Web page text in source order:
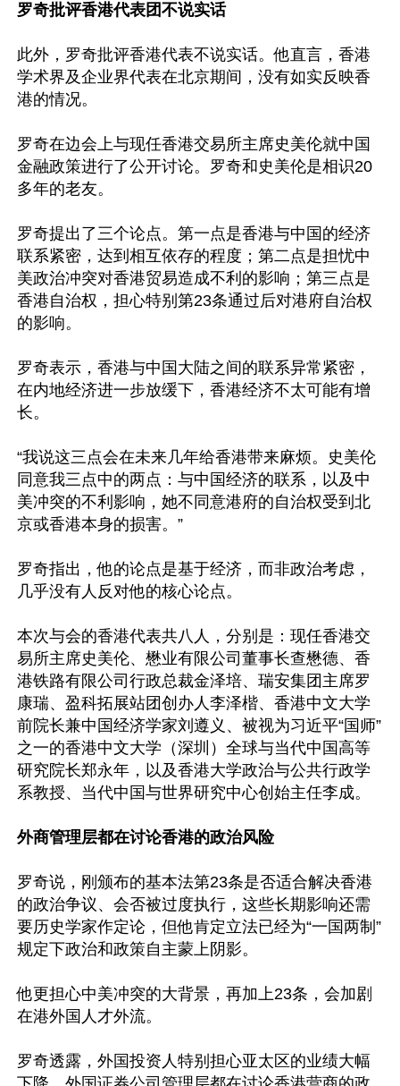
罗奇批评香港代表团不说实话
此外，罗奇批评香港代表不说实话。他直言，香港
学术界及企业界代表在北京期间，没有如实反映香
港的情况。
罗奇在边会上与现任香港交易所主席史美伦就中国
金融政策进行了公开讨论。罗奇和史美伦是相识20
多年的老友。
罗奇提出了三个论点。第一点是香港与中国的经济
联系紧密，达到相互依存的程度；第二点是担忧中
美政治冲突对香港贸易造成不利的影响；第三点是
香港自治权，担心特别第23条通过后对港府自治权
的影响。
罗奇表示，香港与中国大陆之间的联系异常紧密，
在内地经济进一步放缓下，香港经济不太可能有增
长。
“我说这三点会在未来几年给香港带来麻烦。史美伦
同意我三点中的两点：与中国经济的联系，以及中
美冲突的不利影响，她不同意港府的自治权受到北
京或香港本身的损害。”
罗奇指出，他的论点是基于经济，而非政治考虑，
几乎没有人反对他的核心论点。
本次与会的香港代表共八人，分别是：现任香港交
易所主席史美伦、懋业有限公司董事长查懋德、香
港铁路有限公司行政总裁金泽培、瑞安集团主席罗
康瑞、盈科拓展站团创办人李泽楷、香港中文大学
前院长兼中国经济学家刘遵义、被视为习近平“国师”
之一的香港中文大学（深圳）全球与当代中国高等
研究院长郑永年，以及香港大学政治与公共行政学
系教授、当代中国与世界研究中心创始主任李成。
外商管理层都在讨论香港的政治风险
罗奇说，刚颁布的基本法第23条是否适合解决香港
的政治争议、会否被过度执行，这些长期影响还需
要历史学家作定论，但他肯定立法已经为“一国两制”
规定下政治和政策自主蒙上阴影。
他更担心中美冲突的大背景，再加上23条，会加剧
在港外国人才外流。
罗奇透露，外国投资人特别担心亚太区的业绩大幅